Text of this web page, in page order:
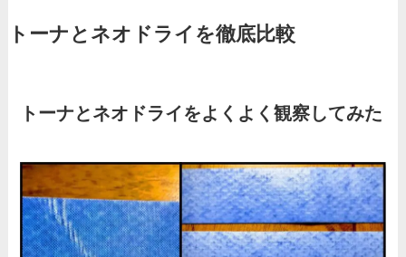
トーナとネオドライを徹底比較
トーナとネオドライをよくよく観察してみた